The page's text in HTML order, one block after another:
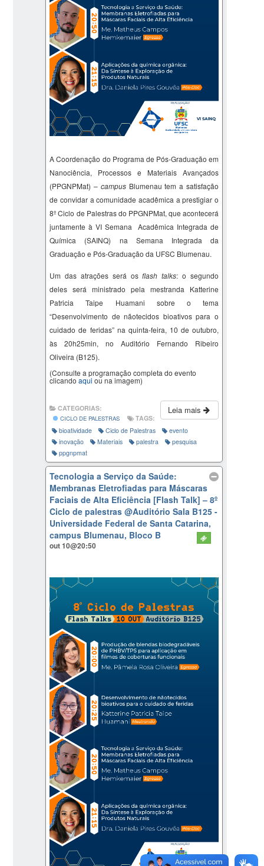
A Coordenação do Programa de Pós-Graduação em
Nanociência, Processos e Materiais Avançados
(PPGNPMat) – campusBlumenau tem a satisfação
de convidar a comunidade acadêmica a prestigiar o
8º Ciclo de Palestras do PPGNPMat, que acontecerá
juntamente à VI Semana Acadêmica Integrada de
Química (SAINQ) na Semana Integrada da
Graduação e Pós-Graduação da UFSC Blumenau.
Um das atrações será osflash talks: o segundo
deles será ministrado pela mestranda Katterine
Patricia Taipe Huamani sobre o tema
“Desenvolvimento denãotecidos bioativos para o
cuidado de feridas” na quinta-feira, 10 de outubro,
às 20h25min, no Auditório Fernando Ribeiro
Oliveira (B125).
(Consulte a programação completa do evento
clicandoaqui ou na imagem)
Leia mais
CATEGORIAS:
CICLO DE PALESTRAS
TAGS:
bioatividade
Ciclo de Palestras
evento
inovação
Materiais palestra
pesquisa
ppgnpmat
Tecnologia a Serviço da Saúde:
Membranas Eletrofiadas para Máscaras
Faciais de Alta Eficiência [Flash Talk] – 8º
Ciclo de palestras@Auditório Sala B125 -
Universidade Federal de Santa Catarina,
campus Blumenau, Bloco B
out 10@20:50